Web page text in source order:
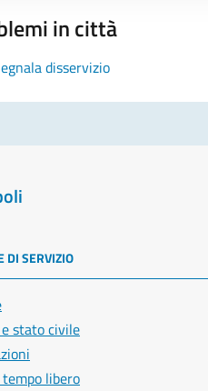
in città
disservizio
DI SERVIZIO
stato civile
libero